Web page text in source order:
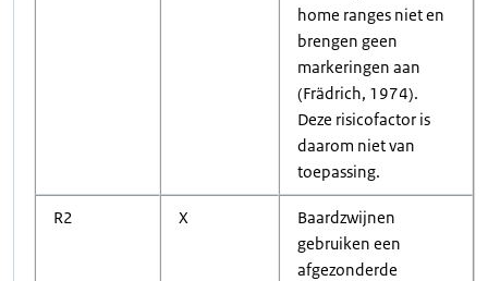
home ranges niet en
brengen geen
markeringen aan
(Frädrich, 1974).
Deze risicofactor is
daarom niet van
toepassing.
R2 X
Baardzwijnen
gebruiken een
afgezonderde